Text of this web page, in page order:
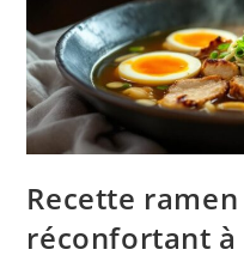
Recette
réconfortant à